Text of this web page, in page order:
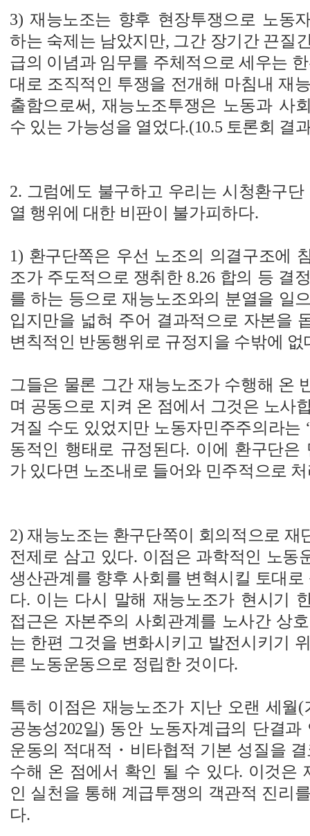
3) 재능노조는 향후 현장투쟁으로 노동
하는 숙제는 남았지만, 그간 장기간 끈질
급의 이념과 임무를 주체적으로 세우는
대로 조직적인 투쟁을 전개해 마침내 재
출함으로써, 재능노조투쟁은 노동과 사
수 있는 가능성을 열었다.(10.5 토론회 결
2. 그럼에도 불구하고 우리는 시청환구
열 행위에 대한 비판이 불가피하다.
1) 환구단쪽은 우선 노조의 의결구조에
조가 주도적으로 쟁취한 8.26 합의 등 결
를 하는 등으로 재능노조와의 분열을 일
입지만을 넓혀 주어 결과적으로 자본을
변칙적인 반동행위로 규정지을 수밖에 없
그들은 물론 그간 재능노조가 수행해 온
며 공동으로 지켜 온 점에서 그것은 노사
겨질 수도 있었지만 노동자민주주의라는
동적인 행태로 규정된다. 이에 환구단은
가 있다면 노조내로 들어와 민주적으로
2) 재능노조는 환구단쪽이 회의적으로 재
전제로 삼고 있다. 이점은 과학적인 노동
생산관계를 향후 사회를 변혁시킬 토대
다. 이는 다시 말해 재능노조가 현시기
접근은 자본주의 사회관계를 노사간 상
는 한편 그것을 변화시키고 발전시키기
른 노동운동으로 정립한 것이다.
특히 이점은 재능노조가 지난 오랜 세월(
공농성202일) 동안 노동자계급의 단결
운동의 적대적・비타협적 기본 성질을
수해 온 점에서 확인 될 수 있다. 이것은
인 실천을 통해 계급투쟁의 객관적 진리
다.